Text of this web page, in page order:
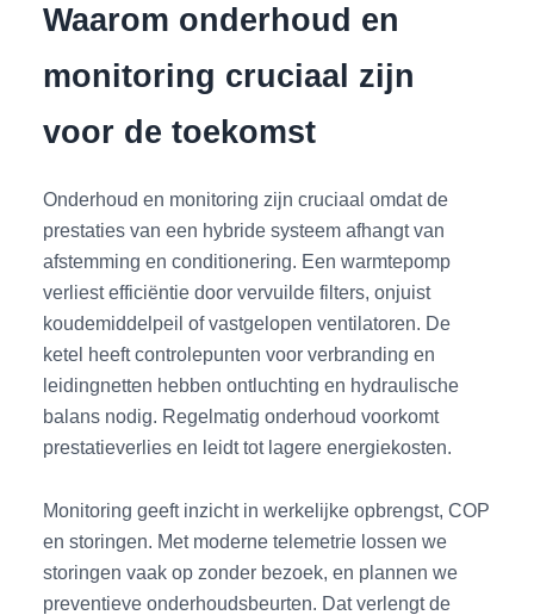
Waarom onderhoud en
monitoring cruciaal zijn
voor de toekomst
Onderhoud en monitoring zijn cruciaal omdat de
prestaties van een hybride systeem afhangt van
afstemming en conditionering. Een warmtepomp
verliest efficiëntie door vervuilde filters, onjuist
koudemiddelpeil of vastgelopen ventilatoren. De
ketel heeft controlepunten voor verbranding en
leidingnetten hebben ontluchting en hydraulische
balans nodig. Regelmatig onderhoud voorkomt
prestatieverlies en leidt tot lagere energiekosten.
Monitoring geeft inzicht in werkelijke opbrengst, COP
en storingen. Met moderne telemetrie lossen we
storingen vaak op zonder bezoek, en plannen we
preventieve onderhoudsbeurten. Dat verlengt de